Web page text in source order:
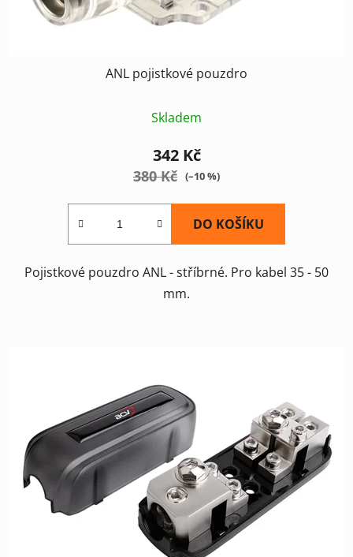
ANL pojistkové pouzdro
Skladem
342 Kč
380 Kč (–10 %)
DO KOŠÍKU
Pojistkové pouzdro ANL - stříbrné. Pro kabel 35 - 50
mm.